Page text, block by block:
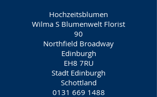
Hochzeitsblumen
Wilma S Blumenwelt Florist
90
Northfield Broadway
Edinburgh
EH8 7RU
Stadt Edinburgh
Schottland
0131 669 1488